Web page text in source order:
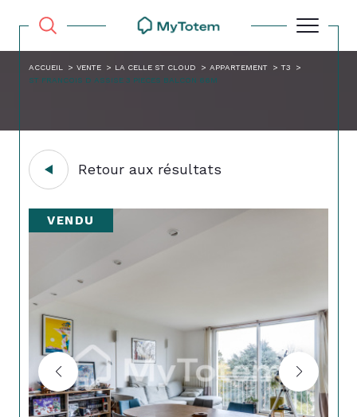
ACCUEIL VENTE LA CELLE ST CLOUD APPARTEMENT
T3
ST FRANCOIS D ASSISE 3 PIECES BALCON 66M
Retour aux résultats
VENDU